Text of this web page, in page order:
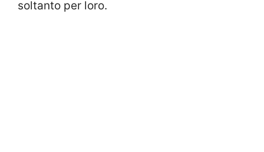
soltanto per loro.